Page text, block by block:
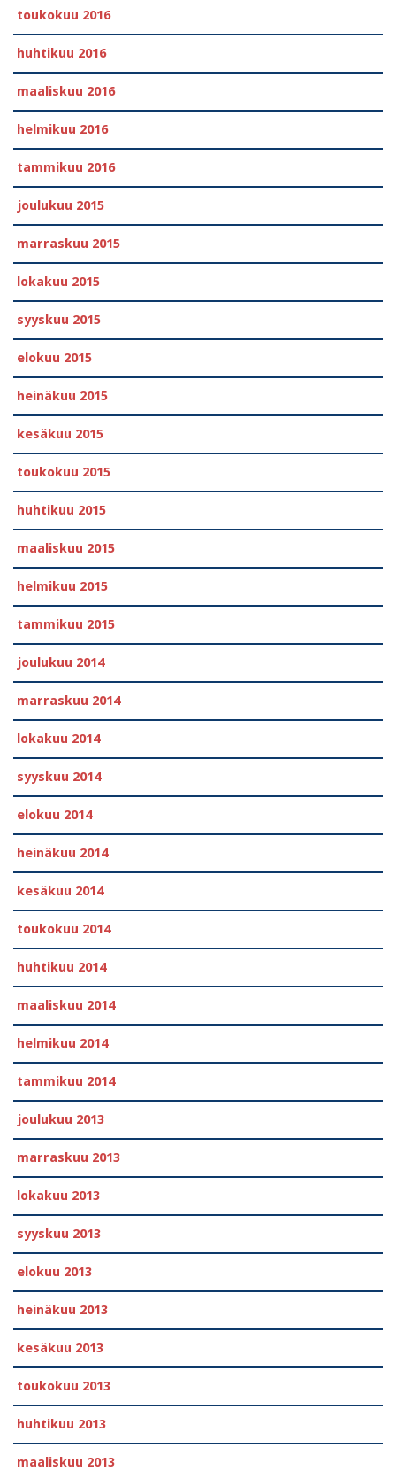
toukokuu 2016
huhtikuu 2016
maaliskuu 2016
helmikuu 2016
tammikuu 2016
joulukuu 2015
marraskuu 2015
lokakuu 2015
syyskuu 2015
elokuu 2015
heinäkuu 2015
kesäkuu 2015
toukokuu 2015
huhtikuu 2015
maaliskuu 2015
helmikuu 2015
tammikuu 2015
joulukuu 2014
marraskuu 2014
lokakuu 2014
syyskuu 2014
elokuu 2014
heinäkuu 2014
kesäkuu 2014
toukokuu 2014
huhtikuu 2014
maaliskuu 2014
helmikuu 2014
tammikuu 2014
joulukuu 2013
marraskuu 2013
lokakuu 2013
syyskuu 2013
elokuu 2013
heinäkuu 2013
kesäkuu 2013
toukokuu 2013
huhtikuu 2013
maaliskuu 2013